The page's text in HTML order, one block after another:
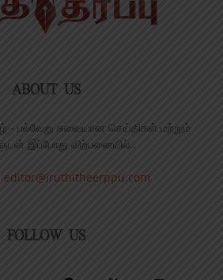
ABOUT US
- பல்வேறு சுவையான செய்திகள் மற்றும்
இப்போது விற்பனையில்..
editor@iruthitheerppu.com
FOLLOW US